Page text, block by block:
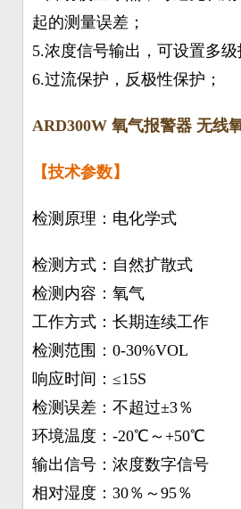
起的测量误差；
5.浓度信号输出，可设置多级
6.过流保护，反极性保护；
ARD300W 氧气报警器 无线
【技术参数】
检测原理：电化学式
检测方式：自然扩散式
检测内容：氧气
工作方式：长期连续工作
检测范围：0-30%VOL
响应时间：≤15S
检测误差：不超过±3％
环境温度：-20℃～+50℃
输出信号：浓度数字信号
相对湿度：30％～95％